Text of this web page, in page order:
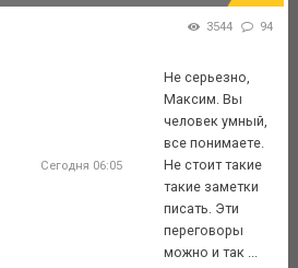
3544 94
Сегодня 06:05
Не серьезно,
Максим. Вы
человек умный,
все понимаете.
Не стоит такие
такие заметки
писать. Эти
переговоры
можно и так ...